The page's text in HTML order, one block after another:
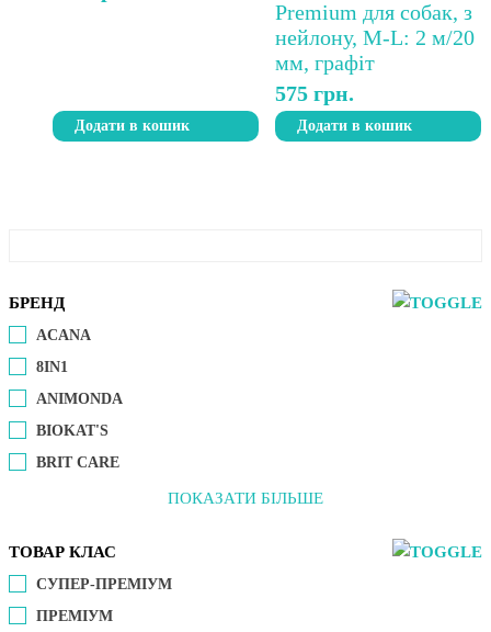
Додати в кошик
575грн.
Додати в кошик
БРЕНД
ACANA
8IN1
ANIMONDA
BIOKAT'S
BRIT CARE
ПОКАЗАТИ БІЛЬШЕ
ТОВАР КЛАС
СУПЕР-ПРЕМІУМ
ПРЕМІУМ